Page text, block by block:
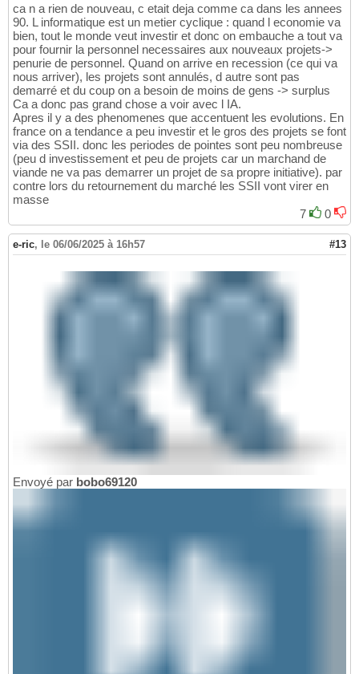
ca n a rien de nouveau, c etait deja comme ca dans les annees
90. L informatique est un metier cyclique : quand l economie va
bien, tout le monde veut investir et donc on embauche a tout va
pour fournir la personnel necessaires aux nouveaux projets->
penurie de personnel. Quand on arrive en recession (ce qui va
nous arriver), les projets sont annulés, d autre sont pas
demarré et du coup on a besoin de moins de gens -> surplus
Ca a donc pas grand chose a voir avec l IA.
Apres il y a des phenomenes que accentuent les evolutions. En
france on a tendance a peu investir et le gros des projets se font
via des SSII. donc les periodes de pointes sont peu nombreuse
(peu d investissement et peu de projets car un marchand de
viande ne va pas demarrer un projet de sa propre initiative). par
contre lors du retournement du marché les SSII vont virer en
masse
7
0
e-ric, le 06/06/2025 à 16h57 #13
Envoyé par bobo69120